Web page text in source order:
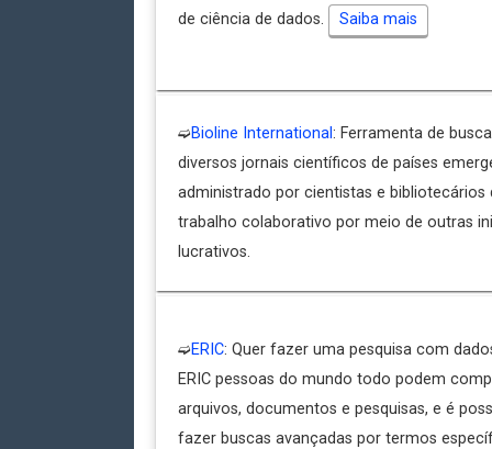
de ciência de dados.
Saiba mais
➫Bioline International: Ferramenta de
diversos jornais científicos de países
administrado por cientistas e bibliotecários
trabalho colaborativo por meio de outras
lucrativos.
➫ERIC: Quer fazer uma pesquisa com
ERIC pessoas do mundo todo podem
arquivos, documentos e pesquisas, e é
fazer buscas avançadas por termos